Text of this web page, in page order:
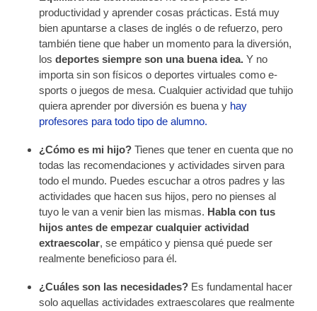
productividad y aprender cosas prácticas. Está muy
bien apuntarse a clases de inglés o de refuerzo, pero
también tiene que haber un momento para la diversión,
losdeportes siempre son una buena idea. Y no
importa sin son físicos o deportes virtuales como e-
sports o juegos de mesa. Cualquier actividad que tuhijo
quiera aprender por diversión es buena y hay
profesores para todo tipo de alumno.
¿Cómo es mi hijo? Tienes que tener en cuenta que no
todas las recomendaciones y actividades sirven para
todo el mundo. Puedes escuchar a otros padres y las
actividades que hacen sus hijos, pero no pienses al
tuyo le van a venir bien las mismas. Habla con tus
hijos antes de empezar cualquier actividad
extraescolar, se empático y piensa qué puede ser
realmente beneficioso para él.
¿Cuáles son las necesidades? Es fundamental hacer
solo aquellas actividades extraescolares que realmente